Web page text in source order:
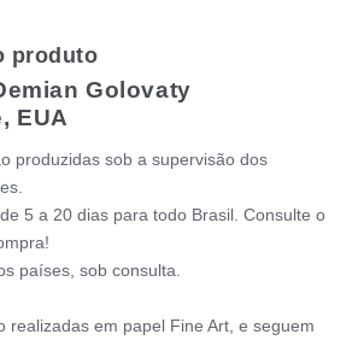
produto
Golovaty
EUA
produzidas sob a supervisão dos
5 a 20 dias para todo Brasil. Consulte o
países, sob consulta.
realizadas em papel Fine Art, e seguem